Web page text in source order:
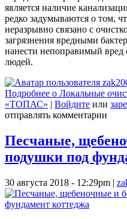
является наличие
редко задумываются о том,
неразрывно связано с
загрязнения вредными
нанести непоправимый
людей.
Подробнее о Локальные
«ТОПАС» | Войдите или
отправлять комментарии
Песчаные,
подушки под
30 августа 2018 - 12:29pm |